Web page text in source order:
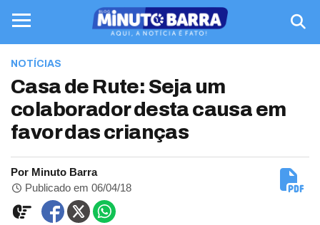
NOTÍCIAS
Casa de Rute: Seja um
colaborador desta causa em
favor das crianças
Por Minuto Barra
Publicado em 06/04/18